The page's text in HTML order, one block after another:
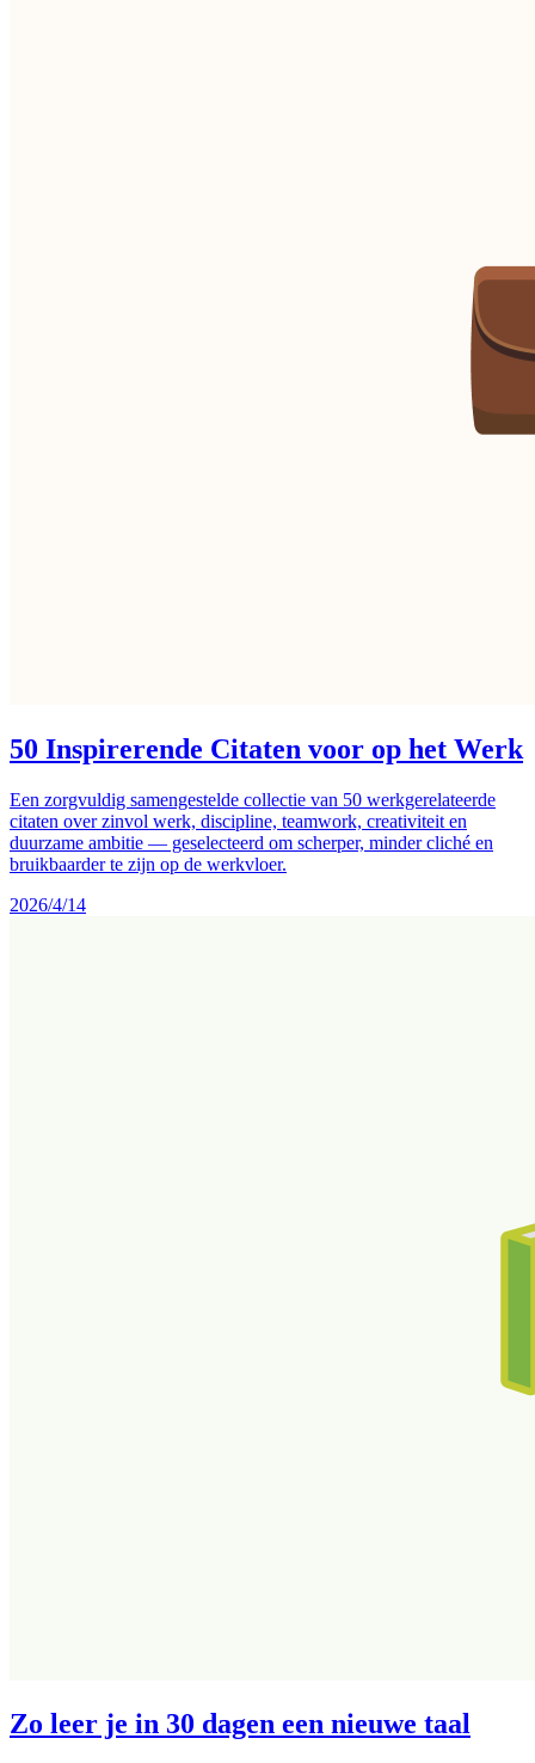
50 Inspirerende Citaten voor op het Werk
Een zorgvuldig samengestelde collectie van 50 werkgerelateerde
citaten over zinvol werk, discipline, teamwork, creativiteit en
duurzame ambitie — geselecteerd om scherper, minder cliché en
bruikbaarder te zijn op de werkvloer.
2026/4/14
Zo leer je in 30 dagen een nieuwe taal